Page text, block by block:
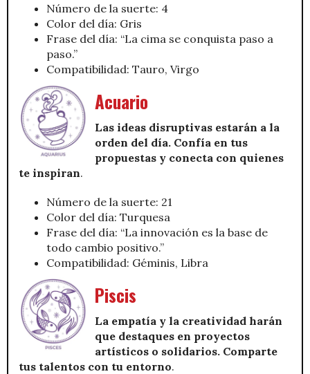
Número de la suerte: 4
Color del día: Gris
Frase del día: “La cima se conquista paso a
paso.”
Compatibilidad: Tauro, Virgo
Acuario
Las ideas disruptivas estarán a la
orden del día. Confía en tus
propuestas y conecta con quienes
te inspiran.
Número de la suerte: 21
Color del día: Turquesa
Frase del día: “La innovación es la base de
todo cambio positivo.”
Compatibilidad: Géminis, Libra
Piscis
La empatía y la creatividad harán
que destaques en proyectos
artísticos o solidarios. Comparte
tus talentos con tu entorno.